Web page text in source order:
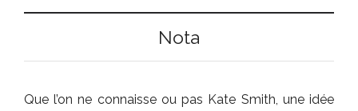
Nota
Que l’on ne connaisse ou pas Kate Smith, une idée